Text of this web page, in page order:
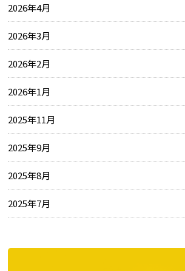
2026年4月
2026年3月
2026年2月
2026年1月
2025年11月
2025年9月
2025年8月
2025年7月